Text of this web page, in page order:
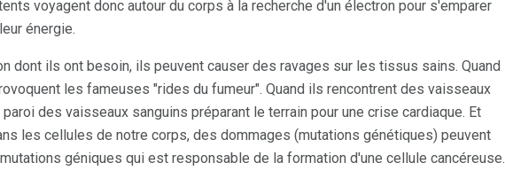
voyagent donc autour du corps à la recherche d'un électron pour s'emparer
énergie.
dont ils ont besoin, ils peuvent causer des ravages sur les tissus sains. Quand
les fameuses "rides du fumeur". Quand ils rencontrent des vaisseaux
des vaisseaux sanguins préparant le terrain pour une crise cardiaque. Et
les cellules de notre corps, des dommages (mutations génétiques) peuvent
géniques qui est responsable de la formation d'une cellule cancéreuse.